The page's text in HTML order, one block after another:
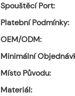
Spouštěcí Port:
Platební Podmínky:
OEM/ODM:
Minimální
Místo Původu:
Materiál: